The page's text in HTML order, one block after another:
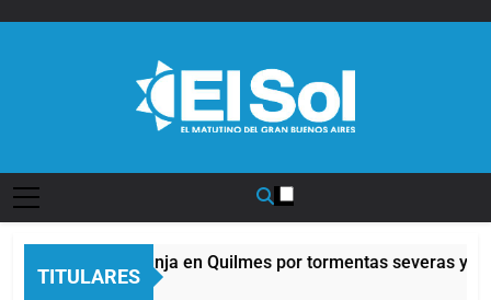
TITULARES
Alerta naranja en Quilmes por tormentas severas y
11 Horas Atrás